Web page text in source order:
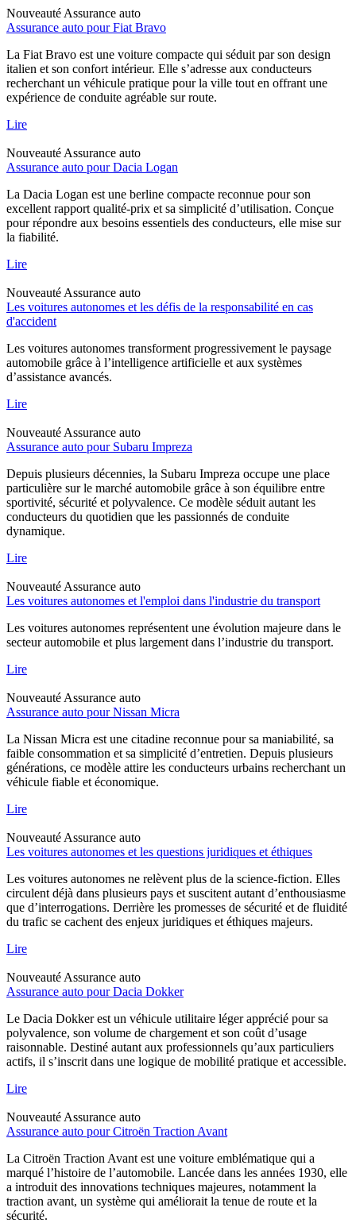
Nouveauté Assurance auto
Assurance auto pour Fiat Bravo
La Fiat Bravo est une voiture compacte qui séduit par son design
italien et son confort intérieur. Elle s’adresse aux conducteurs
recherchant un véhicule pratique pour la ville tout en offrant une
expérience de conduite agréable sur route.
Lire
Nouveauté Assurance auto
Assurance auto pour Dacia Logan
La Dacia Logan est une berline compacte reconnue pour son
excellent rapport qualité-prix et sa simplicité d’utilisation. Conçue
pour répondre aux besoins essentiels des conducteurs, elle mise sur
la fiabilité.
Lire
Nouveauté Assurance auto
Les voitures autonomes et les défis de la responsabilité en cas
d'accident
Les voitures autonomes transforment progressivement le paysage
automobile grâce à l’intelligence artificielle et aux systèmes
d’assistance avancés.
Lire
Nouveauté Assurance auto
Assurance auto pour Subaru Impreza
Depuis plusieurs décennies, la Subaru Impreza occupe une place
particulière sur le marché automobile grâce à son équilibre entre
sportivité, sécurité et polyvalence. Ce modèle séduit autant les
conducteurs du quotidien que les passionnés de conduite
dynamique.
Lire
Nouveauté Assurance auto
Les voitures autonomes et l'emploi dans l'industrie du transport
Les voitures autonomes représentent une évolution majeure dans le
secteur automobile et plus largement dans l’industrie du transport.
Lire
Nouveauté Assurance auto
Assurance auto pour Nissan Micra
La Nissan Micra est une citadine reconnue pour sa maniabilité, sa
faible consommation et sa simplicité d’entretien. Depuis plusieurs
générations, ce modèle attire les conducteurs urbains recherchant un
véhicule fiable et économique.
Lire
Nouveauté Assurance auto
Les voitures autonomes et les questions juridiques et éthiques
Les voitures autonomes ne relèvent plus de la science-fiction. Elles
circulent déjà dans plusieurs pays et suscitent autant d’enthousiasme
que d’interrogations. Derrière les promesses de sécurité et de fluidité
du trafic se cachent des enjeux juridiques et éthiques majeurs.
Lire
Nouveauté Assurance auto
Assurance auto pour Dacia Dokker
Le Dacia Dokker est un véhicule utilitaire léger apprécié pour sa
polyvalence, son volume de chargement et son coût d’usage
raisonnable. Destiné autant aux professionnels qu’aux particuliers
actifs, il s’inscrit dans une logique de mobilité pratique et accessible.
Lire
Nouveauté Assurance auto
Assurance auto pour Citroën Traction Avant
La Citroën Traction Avant est une voiture emblématique qui a
marqué l’histoire de l’automobile. Lancée dans les années 1930, elle
a introduit des innovations techniques majeures, notamment la
traction avant, un système qui améliorait la tenue de route et la
sécurité.